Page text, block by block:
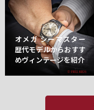
オメガ シーマスター
歴代モデルからおすす
めヴィンテージを紹介